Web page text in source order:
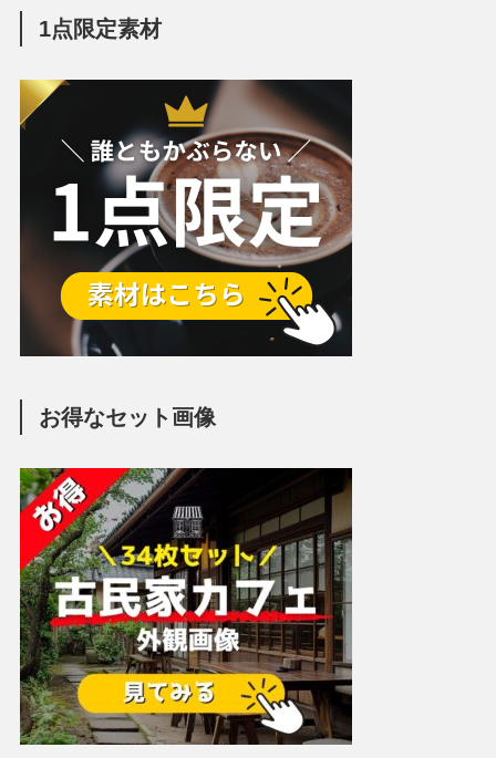
1点限定素材
お得なセット画像